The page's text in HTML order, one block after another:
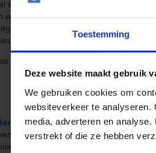
Toestemming
Deze website maakt gebruik
We gebruiken cookies om
websiteverkeer te analyseren.
media, adverteren en
verstrekt of die ze hebben
in Amsterdam aan te leggen.
waarmee niet alleen een nieuwe
Op dit moment ligt de gemeente
cruise terminal er wel degelijk zal
Amsterdam cruises tegen de laagste
Cruise Terminals
met de cruise terminal die de
het afgelopen jaar immers